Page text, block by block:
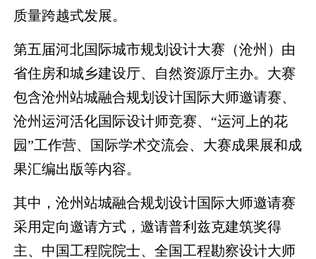
质量跨越式发展。
第五届河北国际城市规划设计大赛（沧州）由
省住房和城乡建设厅、自然资源厅主办。大赛
包含沧州站城融合规划设计国际大师邀请赛、
沧州运河活化国际设计师竞赛、“运河上的花
园”工作营、国际学术交流会、大赛成果展和成
果汇编出版等内容。
其中，沧州站城融合规划设计国际大师邀请赛
采用定向邀请方式，邀请普利兹克建筑奖得
主、中国工程院院士、全国工程勘察设计大师